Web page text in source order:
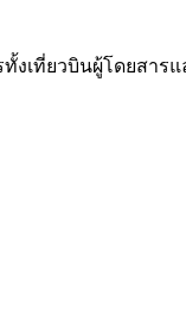
เที่ยวบินผู้โดยสาร